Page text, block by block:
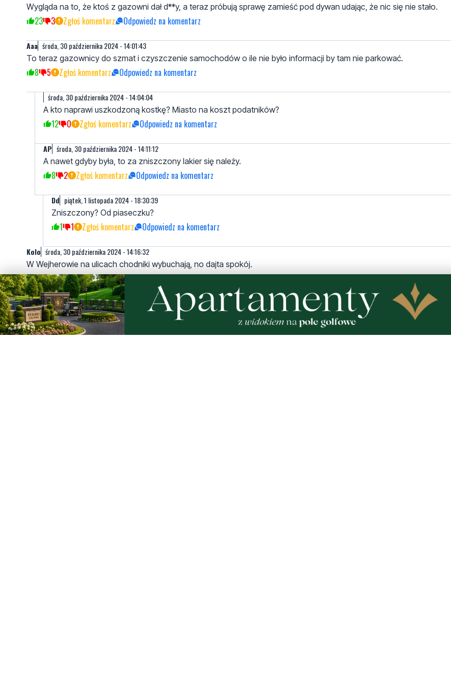
Wygląda na to, że ktoś z gazowni dał d**y, a teraz próbują sprawę zamieść pod dywan udając, że nic się nie stało.
23 3 Zgłoś komentarz Odpowiedz na komentarz
Aaa środa, 30 października 2024 - 14:01:43
To teraz gazownicy do szmat i czyszczenie samochodów o ile nie było informacji by tam nie parkować.
8 5 Zgłoś komentarz Odpowiedz na komentarz
środa, 30 października 2024 - 14:04:04
A kto naprawi uszkodzoną kostkę? Miasto na koszt podatników?
12 0 Zgłoś komentarz Odpowiedz na komentarz
AP środa, 30 października 2024 - 14:11:12
A nawet gdyby była, to za zniszczony lakier się należy.
8 2 Zgłoś komentarz Odpowiedz na komentarz
Dd piątek, 1 listopada 2024 - 18:30:39
Zniszczony? Od piaseczku?
1 1 Zgłoś komentarz Odpowiedz na komentarz
Kolo środa, 30 października 2024 - 14:16:32
W Wejherowie na ulicach chodniki wybuchają, no dajta spokój.
8 0 Zgłoś komentarz Odpowiedz na komentarz
Xxxx środa, 30 października 2024 - 14:38:43
Jak już to firma zewnętrzna budująca sieć gazowa a nie gazownia.Gazownia nie ma z tym procederem nic wspólnego.
4 1 Zgłoś komentarz Odpowiedz na komentarz